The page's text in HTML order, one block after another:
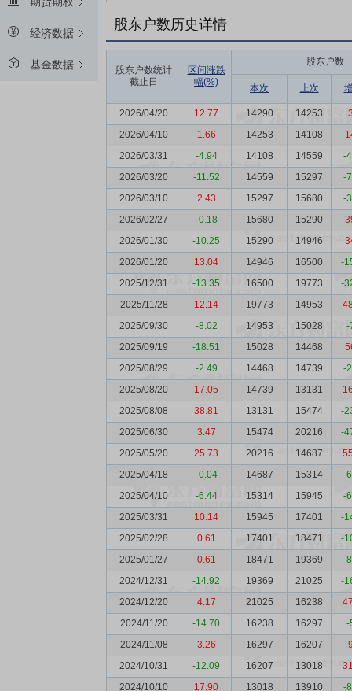
经济数据
基金数据
股东户数历史详情
股东户数统计
截止日
区间涨跌
幅(%)
股东户数
本次 上次
2026/04/20 12.77 14290 14253
2026/04/10
1.66 14253 14108
2026/03/31
-4.94 14108 14559
-
2026/03/20
-11.52 14559 15297
-
2026/03/10
2.43 15297 15680
-
2026/02/27
-0.18 15680 15290
2026/01/30
-10.25 15290 14946
2026/01/20
13.04 14946 16500
-
2025/12/31
-13.35 16500 19773
-
2025/11/28
12.14 19773 14953
2025/09/30
-8.02 14953 15028
-
2025/09/19
-18.51 15028 14468
2025/08/29
-2.49 14468 14739
-
2025/08/20
17.05 14739 13131
2025/08/08
38.81 13131 15474
-
2025/06/30
3.47 15474 20216
-
2025/05/20
25.73 20216 14687
2025/04/18
-0.04 14687 15314
-
2025/04/10
-6.44 15314 15945
-
2025/03/31
10.14 15945 17401
-
2025/02/28
0.61 17401 18471
-
2025/01/27
0.61 18471 19369
-
2024/12/31
-14.92 19369 21025
-
2024/12/20
4.17 21025 16238
2024/11/20
-14.70 16238 16297
-
2024/11/08
3.26 16297 16207
2024/10/31
-12.09 16207 13018
2024/10/10
17.90 13018 13910
-